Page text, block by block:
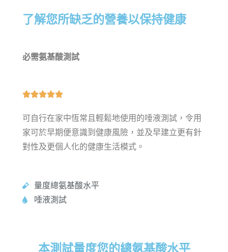
了解您所缺乏的營養以保持健康
必需氨基酸測試

可自行在家中恆常且輕鬆地使用的唾液測試，令用
家可於早期便意識到健康風險，並及早建立更有針
對性及更個人化的健康生活模式。
量度總氨基酸水平
唾液測試
本測試量度您的總氨基酸水平